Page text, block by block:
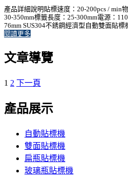
產品詳細說明貼標速度：20-200pcs / min
30-350mm標籤長度：25-300mm電源：
76mm SUS304不銹鋼經濟型自動雙面貼標
閱讀更多
文章導覽
1 2 下一頁
產品展示
自動貼標機
雙面貼標機
扁瓶貼標機
玻璃瓶貼標機